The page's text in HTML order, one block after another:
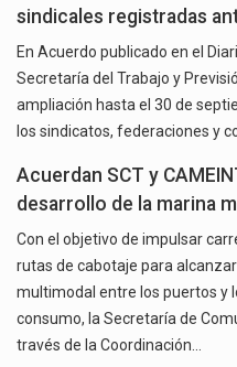
sindicales registradas
En Acuerdo publicado en el
Secretaría del Trabajo y
ampliación hasta el 30 de
los sindicatos, federaciones y
Acuerdan SCT y
desarrollo de la marina
Con el objetivo de impulsar
rutas de cabotaje para
multimodal entre los puertos y
consumo, la Secretaría de
través de la Coordinación…